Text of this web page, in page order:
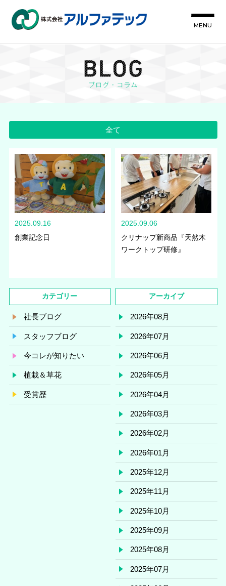
MENU
全て
2025.09.16
創業記念日
2025.09.06
クリナップ新商品『天然木
ワークトップ研修』
カテゴリー
社長ブログ
スタッフブログ
今コレが知りたい
植栽＆草花
受賞歴
アーカイブ
2026年08月
2026年07月
2026年06月
2026年05月
2026年04月
2026年03月
2026年02月
2026年01月
2025年12月
2025年11月
2025年10月
2025年09月
2025年08月
2025年07月